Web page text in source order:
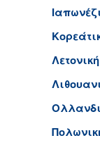
Λετονική